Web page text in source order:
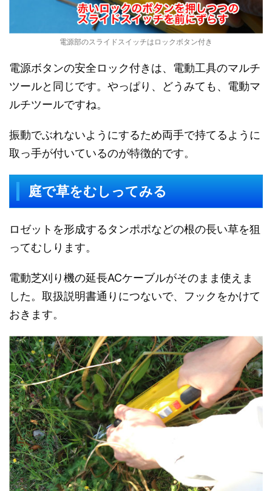
電源部のスライドスイッチはロックボタン付き
電源ボタンの安全ロック付きは、電動工具のマルチ
ツールと同じです。やっぱり、どうみても、電動マ
ルチツールですね。
振動でぶれないようにするため両手で持てるように
取っ手が付いているのが特徴的です。
庭で草をむしってみる
ロゼットを形成するタンポポなどの根の長い草を狙
ってむしります。
電動芝刈り機の延長ACケーブルがそのまま使えま
した。取扱説明書通りにつないで、フックをかけて
おきます。